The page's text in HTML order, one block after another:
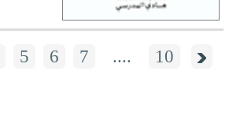
5 6 7 .... 10